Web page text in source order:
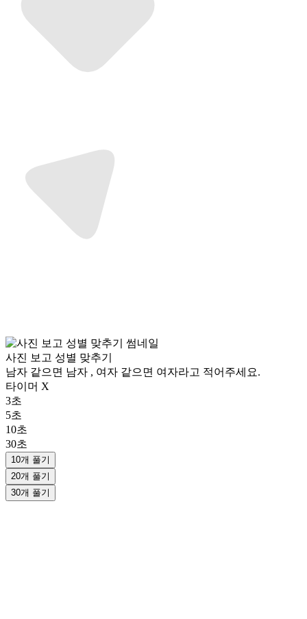
사진 보고 성별 맞추기
남자 같으면 남자 , 여자 같으면 여자라고 적어주세요.
타이머 X
3초
5초
10초
30초
10개 풀기
20개 풀기
30개 풀기